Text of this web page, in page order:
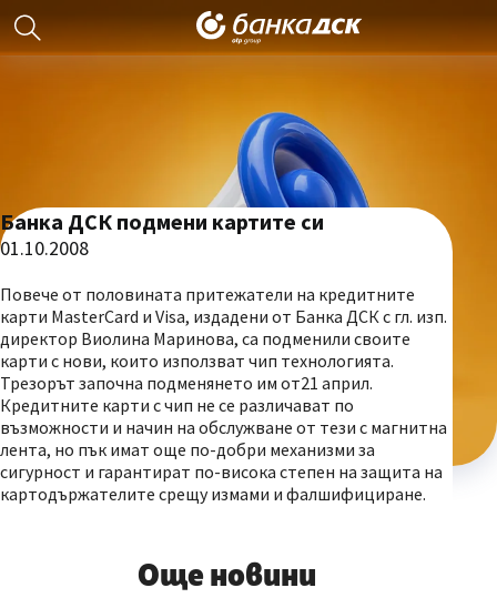
Банка ДСК подмени картите си
01.10.2008
Повече от половината притежатели на кредитните
карти MasterCard и Visa, издадени от Банка ДСК с гл. изп.
директор Виолина Маринова, са подменили своите
карти с нови, които използват чип технологията.
Трезорът започна подменянето им от21 април.
Кредитните карти с чип не се различават по
възможности и начин на обслужване от тези с магнитна
лента, но пък имат още по-добри механизми за
сигурност и гарантират по-висока степен на защита на
картодържателите срещу измами и фалшифициране.
Още новини